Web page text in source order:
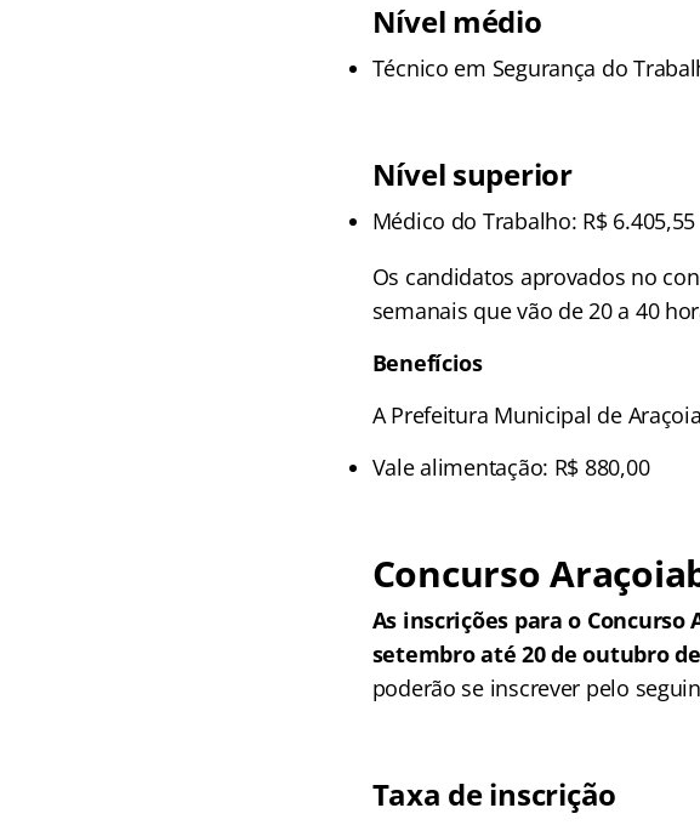
Nível médio
Técnico em Segurança do
Nível superior
Médico do Trabalho: R$ 6.405,55
Os candidatos aprovados no
semanais que vão de 20 a 40
Benefícios
A Prefeitura Municipal de
Vale alimentação: R$ 880,00
Concurso
As inscrições para o Concurso
setembro até 20 de outubro
poderão se inscrever pelo
Taxa de inscrição